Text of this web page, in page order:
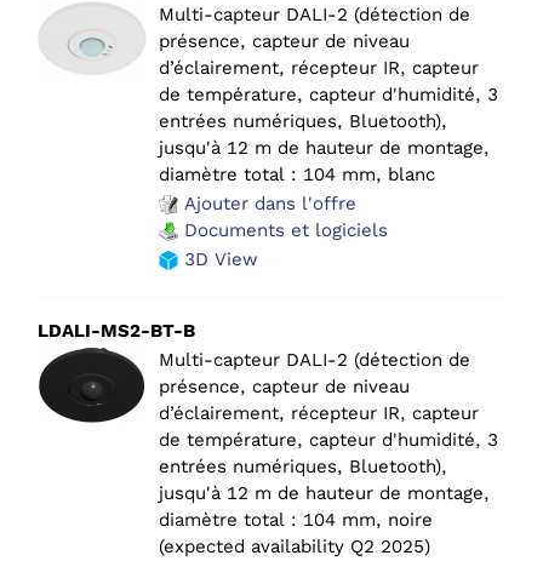
Multi-capteur DALI-2 (détection de
présence, capteur de niveau
d’éclairement, récepteur IR, capteur
de température, capteur d'humidité, 3
entrées numériques, Bluetooth),
jusqu'à 12 m de hauteur de montage,
diamètre total : 104 mm, blanc
Ajouter dans l'offre
Documents et logiciels
3D View
LDALI-MS2-BT-B
Multi-capteur DALI-2 (détection de
présence, capteur de niveau
d’éclairement, récepteur IR, capteur
de température, capteur d'humidité, 3
entrées numériques, Bluetooth),
jusqu'à 12 m de hauteur de montage,
diamètre total : 104 mm, noire
(expected availability Q2 2025)